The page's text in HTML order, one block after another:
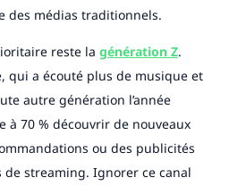
des médias traditionnels.
reste la génération Z.
qui a écouté plus de musique et
autre génération l’année
à 70 % découvrir de nouveaux
ou des publicités
streaming. Ignorer ce canal